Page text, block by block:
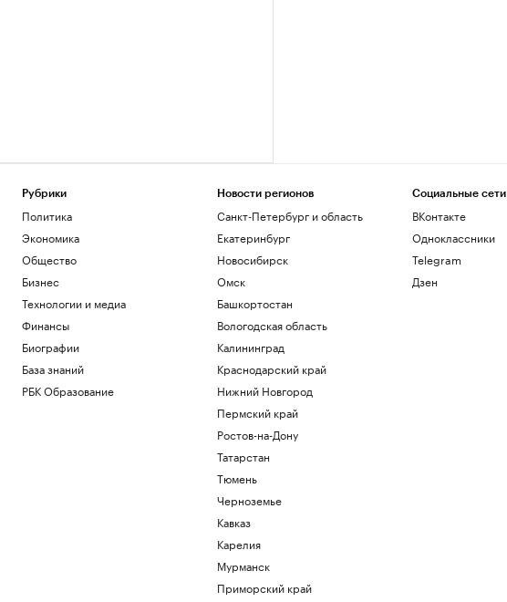
Рубрики
Политика
Экономика
Общество
Бизнес
Технологии и медиа
Финансы
Биографии
База знаний
РБК Образование
Новости регионов
Санкт-Петербург и область
Екатеринбург
Новосибирск
Омск
Башкортостан
Вологодская область
Калининград
Краснодарский край
Нижний Новгород
Пермский край
Ростов-на-Дону
Татарстан
Тюмень
Черноземье
Кавказ
Карелия
Мурманск
Приморский край
Социальные сети
ВКонтакте
Одноклассники
Telegram
Дзен